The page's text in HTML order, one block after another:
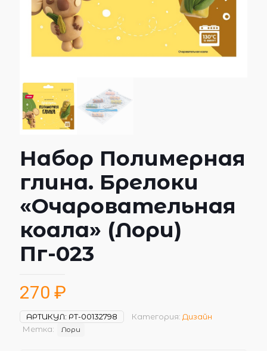
Набор Полимерная
глина. Брелоки
«Очаровательная
коала» (Лори)
Пг-023
270 ₽
АРТИКУЛ: РТ-00132798 Категория: Дизайн
Метка:
Лори